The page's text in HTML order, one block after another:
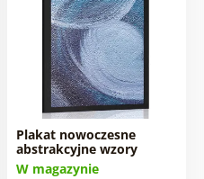
Plakat nowoczesne
abstrakcyjne wzory
W magazynie